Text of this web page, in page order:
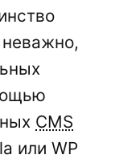
CMS
или WP